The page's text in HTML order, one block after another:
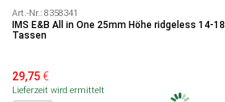
Art.-Nr.: 8358341
IMS E&B All in One 25mm Höhe ridgeless 14-
Tassen
29,75€
Lieferzeit wird ermittelt